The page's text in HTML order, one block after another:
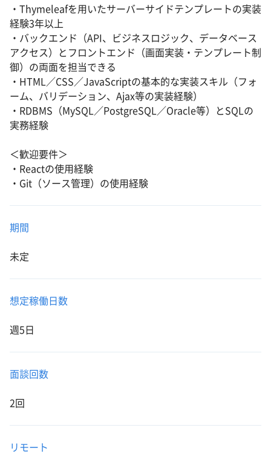
・Thymeleafを用いたサーバーサイドテンプレートの実装
経験3年以上
・バックエンド（API、ビジネスロジック、データベース
アクセス）とフロントエンド（画面実装・テンプレート制
御）の両面を担当できる
・HTML／CSS／JavaScriptの基本的な実装スキル（フォ
ーム、バリデーション、Ajax等の実装経験）
・RDBMS（MySQL／PostgreSQL／Oracle等）とSQLの
実務経験
＜歓迎要件＞
・Reactの使用経験
・Git（ソース管理）の使用経験
期間
未定
想定稼働日数
週5日
面談回数
2回
リモート